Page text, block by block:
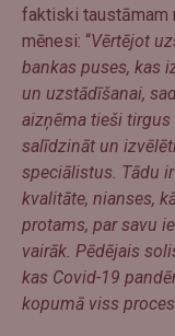
faktiski taustāmam
mēnesi: “Vērtējot
bankas puses, kas
un uzstādīšanai,
aizņēma tieši tirgus
salīdzināt un
speciālistus. Tādu
kvalitāte, nianses,
protams, par savu
vairāk. Pēdējais
kas Covid-19
kopumā viss